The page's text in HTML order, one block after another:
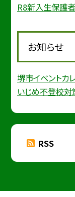
R8新入生保護
お知らせ
堺市イベントカ
いじめ不登校
RSS